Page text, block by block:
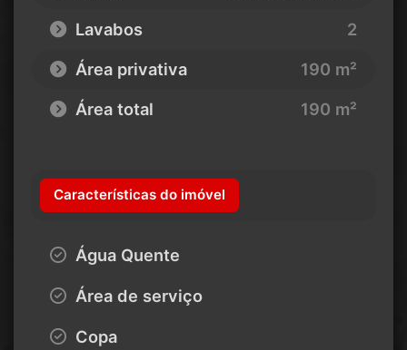
Lavabos
2
Área privativa
190 m²
Área total
190 m²
Características do imóvel
Água Quente
Área de serviço
Copa